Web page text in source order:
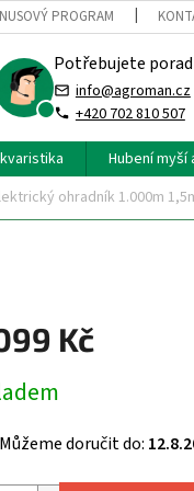
PROGRAM
Potřebujete
info@agroman.cz
+420 702 810 507
Hubení myší
ohradník 1.000m
Kč
Můžeme doručit do: